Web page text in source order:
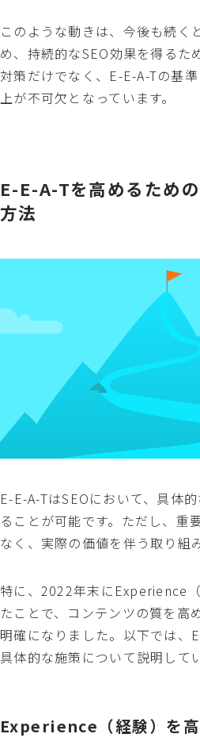
このような動きは、今後も続く
め、持続的なSEO効果を得るた
対策だけでなく、E-E-A-Tの基
上が不可欠となっています。
E-E-A-Tを高めるため
方法
E-E-A-TはSEOにおいて、具体
ることが可能です。ただし、重
なく、実際の価値を伴う取り組
特に、2022年末にExperience
たことで、コンテンツの質を高
明確になりました。以下では
具体的な施策について説明して
Experience（経験）を